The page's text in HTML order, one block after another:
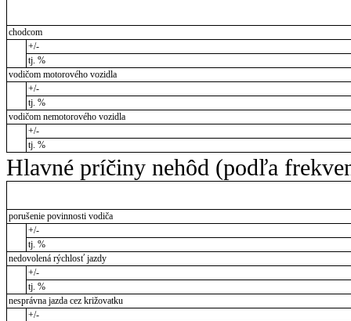
chodcom
+/-
tj. %
vodičom motorového vozidla
+/-
tj. %
vodičom nemotorového vozidla
+/-
tj. %
Hlavné príčiny nehôd (podľa
porušenie povinnosti vodiča
+/-
tj. %
nedovolená rýchlosť jazdy
+/-
tj. %
nesprávna jazda cez križovatku
+/-